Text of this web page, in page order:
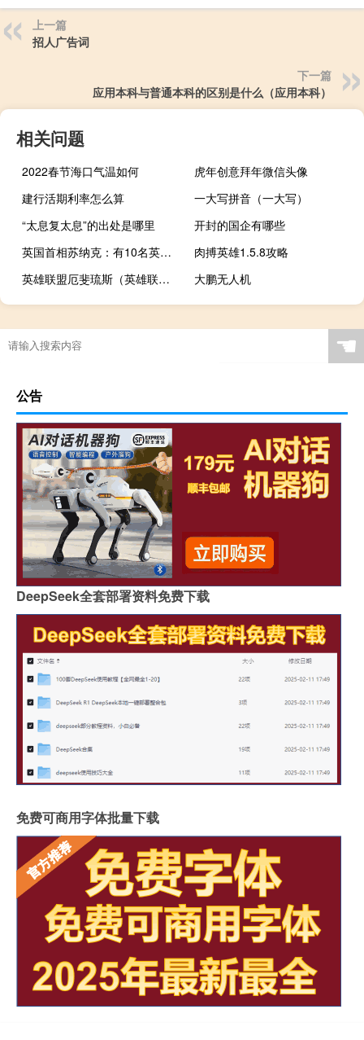
上一篇
招人广告词
下一篇
应用本科与普通本科的区别是什么（应用本科）
相关问题
2022春节海口气温如何
虎年创意拜年微信头像
建行活期利率怎么算
一大写拼音（一大写）
“太息复太息”的出处是哪里
开封的国企有哪些
英国首相苏纳克：有10名英国人在巴以冲突中失踪
肉搏英雄1.5.8攻略
英雄联盟厄斐琉斯（英雄联盟厄斐琉斯）
大鹏无人机
☚
公告
DeepSeek全套部署资料免费下载
免费可商用字体批量下载